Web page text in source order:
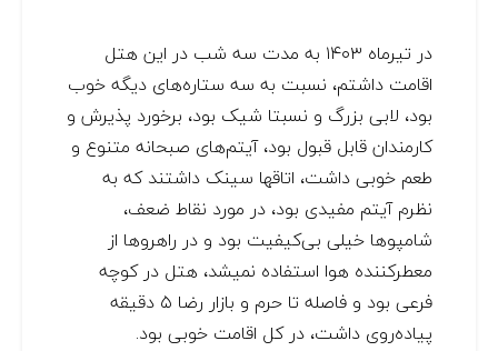
در تیرماه ۱۴۰۳ به مدت سه شب در این هتل
اقامت داشتم، نسبت به سه ستاره‌های دیگه خوب
بود، لابی بزرگ و نسبتا شیک بود، برخورد پذیرش و
کارمندان قابل قبول بود، آیتم‌های صبحانه متنوع و
طعم خوبی داشت، اتاقها سینک داشتند که به
نظرم آیتم مفیدی بود، در مورد نقاط ضعف،
شامپوها خیلی بی‌کیفیت بود و در راهروها از
معطرکننده هوا استفاده نمیشد، هتل در کوچه
فرعی بود و فاصله تا حرم و بازار رضا ۵ دقیقه
پیاده‌روی داشت، در کل اقامت خوبی بود.